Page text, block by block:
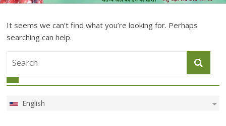
It seems we can’t find what you’re looking for. Perhaps
searching can help.
English